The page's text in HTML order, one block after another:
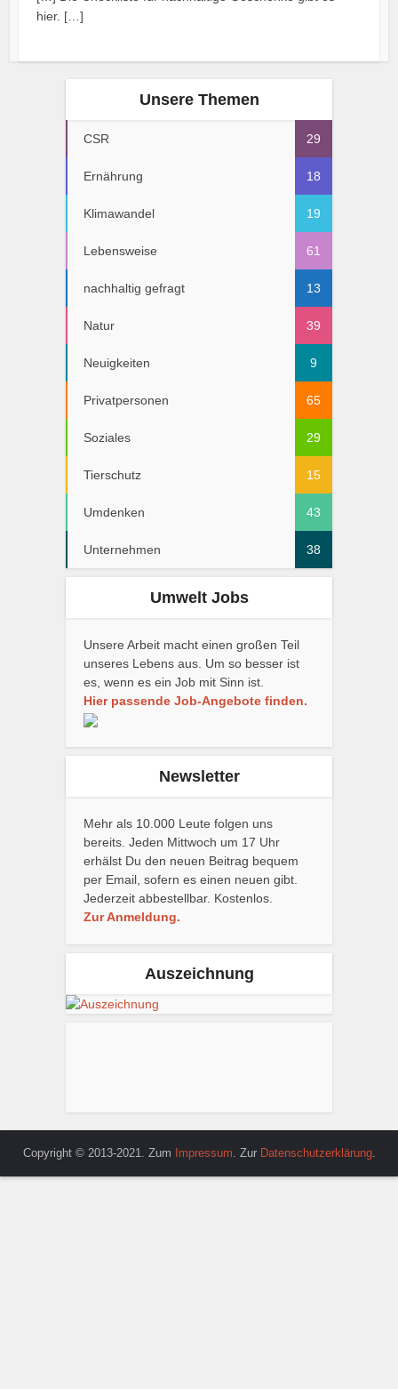
hier. […]
Unsere Themen
CSR 29
Ernährung 18
Klimawandel 19
Lebensweise 61
nachhaltig gefragt 13
Natur 39
Neuigkeiten 9
Privatpersonen 65
Soziales 29
Tierschutz 15
Umdenken 43
Unternehmen 38
Umwelt Jobs
Unsere Arbeit macht einen großen Teil
unseres Lebens aus. Um so besser ist
es, wenn es ein Job mit Sinn ist.
Hier passende Job-Angebote finden.
Newsletter
Mehr als 10.000 Leute folgen uns
bereits. Jeden Mittwoch um 17 Uhr
erhälst Du den neuen Beitrag bequem
per Email, sofern es einen neuen gibt.
Jederzeit abbestellbar. Kostenlos.
Zur Anmeldung.
Auszeichnung
Copyright © 2013-2021. Zum Impressum . Zur Datenschutzerklärung.